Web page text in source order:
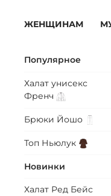
ЖЕНЩИНАМ
Популярное
Халат унисекс
Френч
Брюки Йошо
Топ Ньюлук
Новинки
Халат Ред Бейс